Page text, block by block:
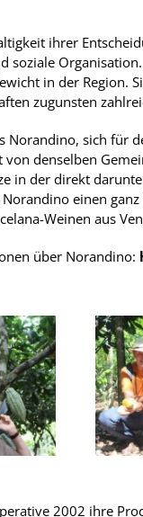
ihrer
soziale
in der Region.
zugunsten
Norandino, sich für
denselben
in der direkt
einen
Weinen aus
über Norandino:
2002 ihre